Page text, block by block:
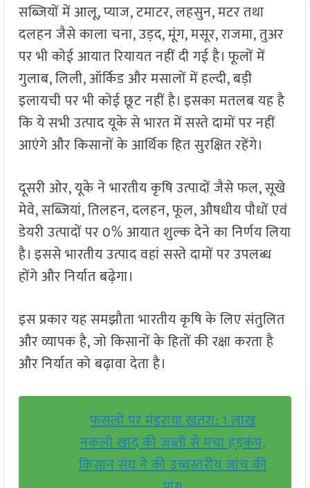
सब्ज़ियों में आलू, प्याज, टमाटर, लहसुन, मटर तथा
दलहन जैसे काला चना, उड़द, मूंग, मसूर, राजमा, तुअर
पर भी कोई आयात रियायत नहीं दी गई है। फूलों में
गुलाब, लिली, ऑर्किड और मसालों में हल्दी, बड़ी
इलायची पर भी कोई छूट नहीं है। इसका मतलब यह है
कि ये सभी उत्पाद यूके से भारत में सस्ते दामों पर नहीं
आएंगे और किसानों के आर्थिक हित सुरक्षित रहेंगे।
दूसरी ओर, यूके ने भारतीय कृषि उत्पादों जैसे फल, सूखे
मेवे, सब्जियां, तिलहन, दलहन, फूल, औषधीय पौधों एवं
डेयरी उत्पादों पर 0% आयात शुल्क देने का निर्णय लिया
है। इससे भारतीय उत्पाद वहां सस्ते दामों पर उपलब्ध
होंगे और निर्यात बढ़ेगा।
इस प्रकार यह समझौता भारतीय कृषि के लिए संतुलित
और व्यापक है, जो किसानों के हितों की रक्षा करता है
और निर्यात को बढ़ावा देता है।
फसलों पर मंडराया खतरा: 1 लाख
नकली खाद की जब्ती से मचा हड़कंप,
किसान संघ ने की उच्चस्तरीय जांच की